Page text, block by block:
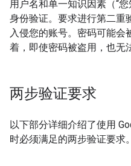
用户名和单一知识因素（“
身份验证。要求进行第二重
入侵您的账号。密码可能会
着，即使密码被盗用，也无
两步验证要求
以下部分详细介绍了使用
时必须满足的两步验证要求。